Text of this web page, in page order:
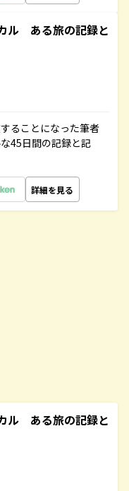
ル ある旅の記録と
ることになった筆者
45日間の記録と記
詳細を見る
ル ある旅の記録と